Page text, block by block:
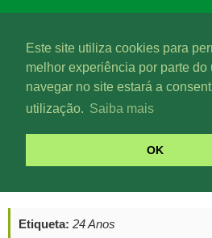
Este site utiliza cookies para
melhor experiência por parte do
navegar no site estará a
utilização. Saiba mais
OK
Etiqueta: 24 Anos